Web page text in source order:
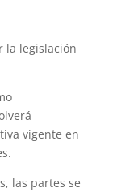
la legislación
vigente en
las partes se